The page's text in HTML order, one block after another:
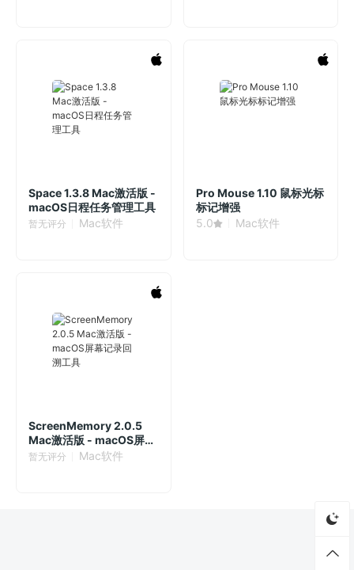
Space 1.3.8 Mac激活版 -
macOS日程任务管理工具
暂无评分 Mac软件
Pro Mouse 1.10 鼠标光标
标记增强
5.0
Mac软件
ScreenMemory 2.0.5
Mac激活版 - macOS屏幕
记录回溯工具
暂无评分 Mac软件